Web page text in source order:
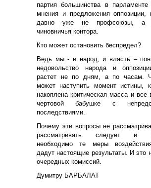
партия большинства в парламенте
мнения и предложения оппозиции,
давно уже не профсоюзы, а
чиновничья контора.
Кто может остановить беспредел?
Ведь мы - и народ, и власть –
недовольство народа и
растет не по дням, а по часам.
может наступить момент истины,
накоплена критическая масса и все
чертовой бабушке с
последствиями.
Почему эти вопросы не
рассматривать следует и
необходимо те меры
дадут настоящие результаты. И это
очередных комиссий.
Думитру БАРБАЛАТ